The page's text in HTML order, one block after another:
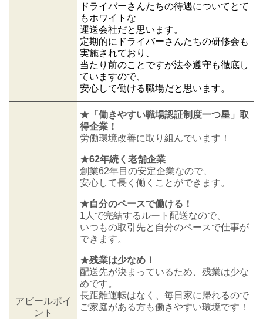
ドライバーさんたちの待遇についてとて
もホワイトな
運送会社だと思います。
定期的にドライバーさんたちの研修会も
実施されており、
当たり前のことですが法令遵守も徹底し
ていますので、
安心して働ける職場だと思います。
アピールポイ
ント
★「働きやすい職場認証制度一つ星」取
得企業！
労働環境改善に取り組んでいます！
★62年続く老舗企業
創業62年目の安定企業なので、
安心して長く働くことができます。
★自分のペースで働ける！
1人で完結するルート配送なので、
いつもの取引先と自分のペースで仕事が
できます。
★残業は少なめ！
配送先が決まっているため、残業は少な
めです。
長距離運転はなく、毎日家に帰れるので
ご家庭がある方も働きやすい環境です！